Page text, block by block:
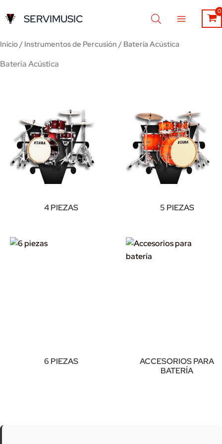
al
SERVIMUSIC
Inicio / Instrumentos de Percusión / Batería Acústica
Batería Acústica
4 PIEZAS 5 PIEZAS
6 PIEZAS
ACCESORIOS PARA
BATERÍA